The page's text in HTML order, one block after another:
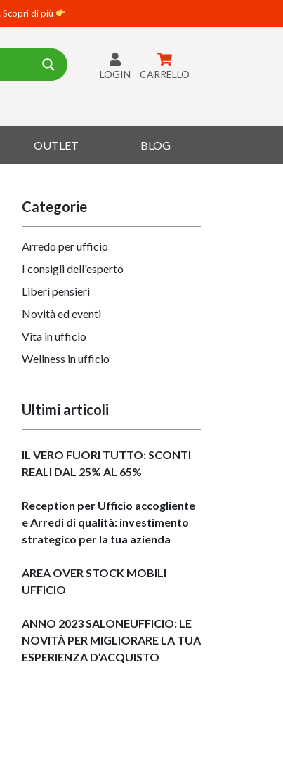
Scopri di più
LOGIN CARRELLO
OUTLET BLOG
Categorie
Arredo per ufficio
I consigli dell'esperto
Liberi pensieri
Novità ed eventi
Vita in ufficio
Wellness in ufficio
Ultimi articoli
IL VERO FUORI TUTTO: SCONTI
REALI DAL 25% AL 65%
Reception per Ufficio accogliente
e Arredi di qualità: investimento
strategico per la tua azienda
AREA OVER STOCK MOBILI
UFFICIO
ANNO 2023 SALONEUFFICIO: LE
NOVITÀ PER MIGLIORARE LA TUA
ESPERIENZA D’ACQUISTO